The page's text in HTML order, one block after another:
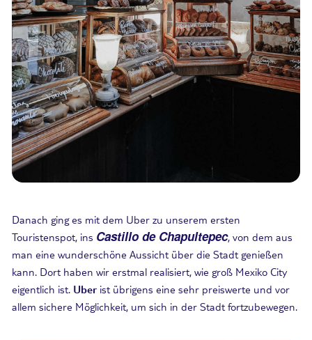
Danach ging es mit dem Uber zu unserem ersten
Touristenspot, ins Castillo de Chapultepec, von dem aus
man eine wunderschöne Aussicht über die Stadt genießen
kann. Dort haben wir erstmal realisiert, wie groß Mexiko City
eigentlich ist. Uber ist übrigens eine sehr preiswerte und vor
allem sichere Möglichkeit, um sich in der Stadt fortzubewegen.